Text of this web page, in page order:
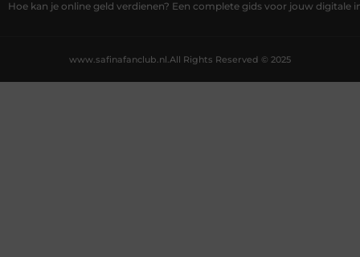
Hoe kan je online geld verdienen? Een complete gids voor jouw digitale
All Rights Reserved © 2025
www.safinafanclub.nl.